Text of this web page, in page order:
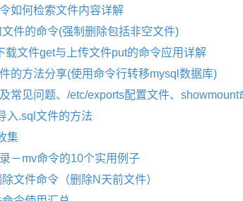
如何检索文件内容详解
件的命令(强制删除包括非空文件)
载文件get与上传文件put的命令应用详解
的方法分享(使用命令行转移mysql数据库)
常见问题、/etc/exports配置文件、showmount
入.sql文件的方法
集
－mv命令的10个实用例子
文件命令（删除N天前文件）